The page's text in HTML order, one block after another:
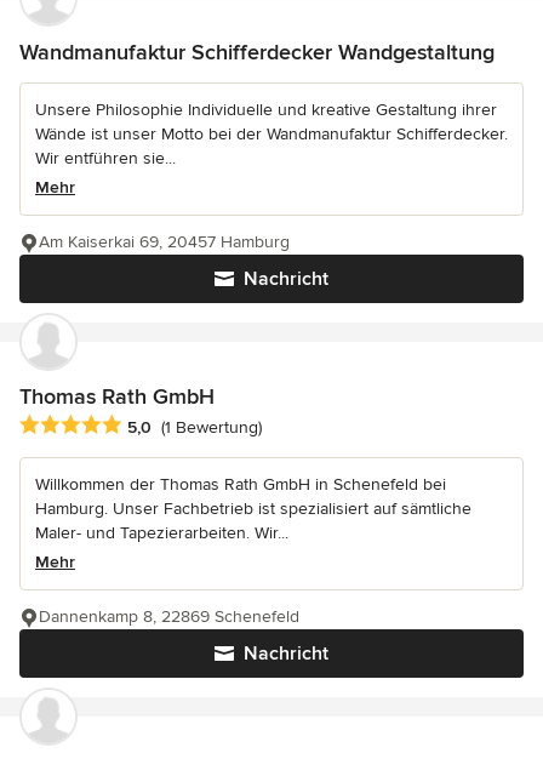
Wandmanufaktur Schifferdecker Wandgestaltung
Unsere Philosophie Individuelle und kreative Gestaltung ihrer
Wände ist unser Motto bei der Wandmanufaktur Schifferdecker.
Wir entführen sie...
Mehr
Nachricht
Am Kaiserkai 69, 20457 Hamburg
Thomas Rath GmbH
Durchschnittliche Bewertung: 5 von 5 Sternen
5,0 (1 Bewertung)
Willkommen der Thomas Rath GmbH in Schenefeld bei
Hamburg. Unser Fachbetrieb ist spezialisiert auf sämtliche
Maler- und Tapezierarbeiten. Wir...
Mehr
Nachricht
Dannenkamp 8, 22869 Schenefeld